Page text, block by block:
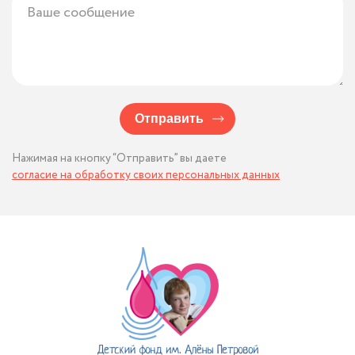
Отправить
Нажимая на кнопку “Отправить” вы даете
согласие на обработку своих персональных данных